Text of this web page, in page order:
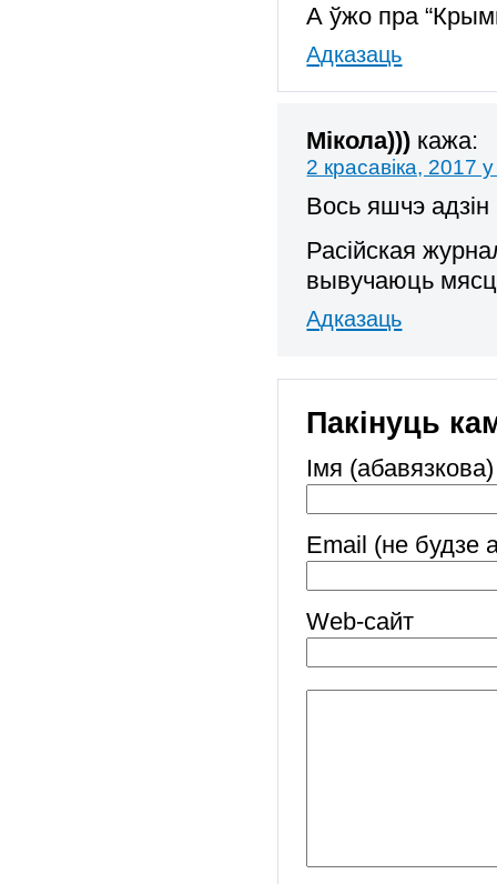
А ўжо пра
Адказаць
Мікола))) кажа:
2 красавіка, 2017
Вось яшчэ адзін
Расійская
вывучаюць
Адказаць
Пакінуць
Імя (абавязкова)
Email (не будзе
Web-cайт